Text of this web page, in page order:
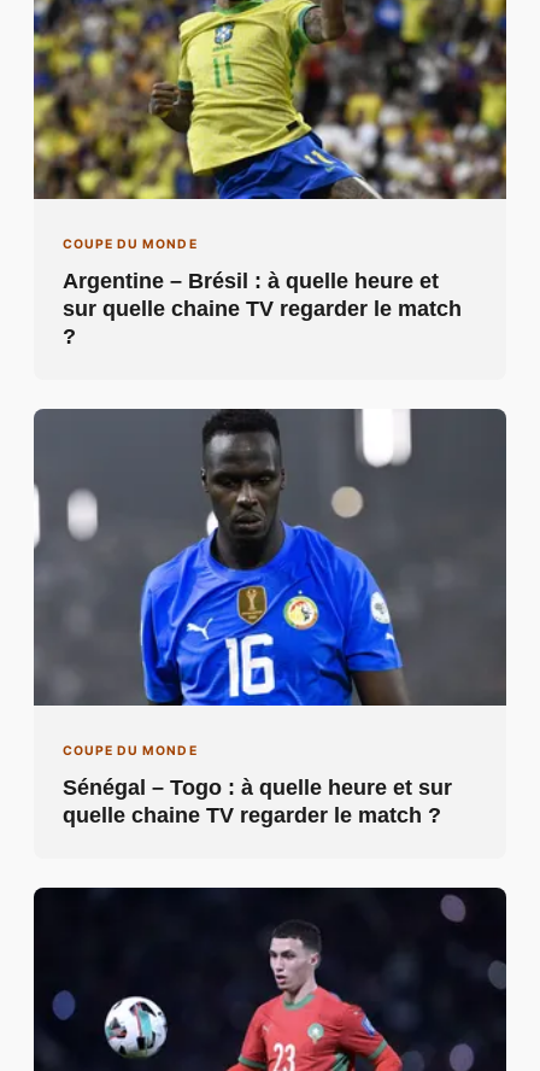
COUPE DU MONDE
Argentine – Brésil : à quelle heure et
sur quelle chaine TV regarder le match
?
COUPE DU MONDE
Sénégal – Togo : à quelle heure et sur
quelle chaine TV regarder le match ?
COUPE DU MONDE